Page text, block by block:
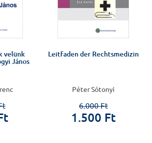
velünk
Somogyi János
Leitfaden der Rechtsmedizin
Péter Sótonyi
6.000 Ft
1.500 Ft